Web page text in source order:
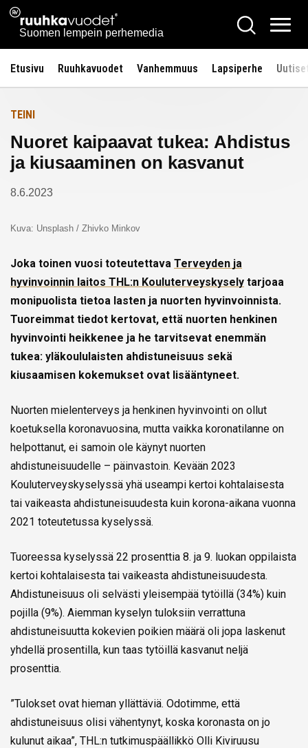
Siirry
sisältöön
Ruuhkavuodet.fi
Suomen lempein perhemedia
Hae
Etusivu Ruuhkavuodet Vanhemmuus Lapsiperhe
Etusivulle
TEINI
Nuoret kaipaavat tukea: Ahdistus
ja kiusaaminen on kasvanut
8.6.2023
Kuva: Unsplash / Zhivko Minkov
Joka toinen vuosi toteutettava Terveyden ja
hyvinvoinnin laitos THL:n Kouluterveyskysely tarjoaa
monipuolista tietoa lasten ja nuorten hyvinvoinnista.
Tuoreimmat tiedot kertovat, että nuorten henkinen
hyvinvointi heikkenee ja he tarvitsevat enemmän
tukea: yläkoululaisten ahdistuneisuus sekä
kiusaamisen kokemukset ovat lisääntyneet.
Nuorten mielenterveys ja henkinen hyvinvointi on ollut
koetuksella koronavuosina, mutta vaikka koronatilanne on
helpottanut, ei samoin ole käynyt nuorten
ahdistuneisuudelle – päinvastoin. Kevään 2023
Kouluterveyskyselyssä yhä useampi kertoi kohtalaisesta
tai vaikeasta ahdistuneisuudesta kuin korona-aikana vuonna
2021 toteutetussa kyselyssä.
Tuoreessa kyselyssä 22 prosenttia 8. ja 9. luokan oppilaista
kertoi kohtalaisesta tai vaikeasta ahdistuneisuudesta.
Ahdistuneisuus oli selvästi yleisempää tytöillä (34%) kuin
pojilla (9%). Aiemman kyselyn tuloksiin verrattuna
ahdistuneisuutta kokevien poikien määrä oli jopa laskenut
yhdellä prosentilla, kun taas tytöillä kasvanut neljä
prosenttia.
”Tulokset ovat hieman yllättäviä. Odotimme, että
ahdistuneisuus olisi vähentynyt, koska koronasta on jo
kulunut aikaa”, THL:n tutkimuspäällikkö Olli Kiviruusu